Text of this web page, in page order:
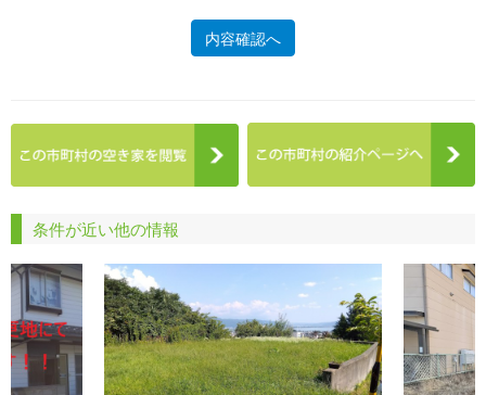
内容確認へ
条件が近い他の情報